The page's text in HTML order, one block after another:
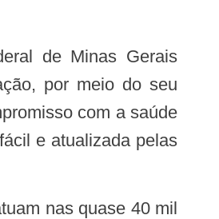
por meio do seu
com a saúde
e atualizada pelas